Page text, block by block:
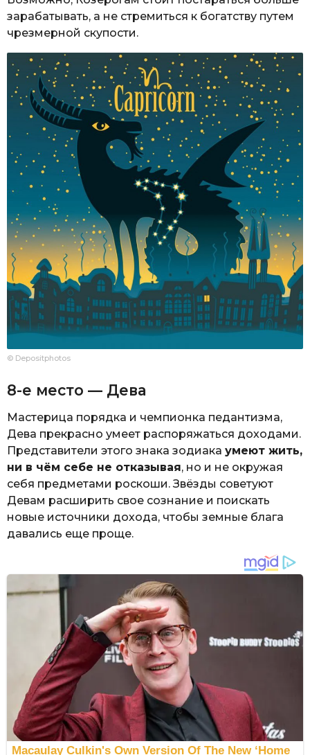
зарабатывать, а не стремиться к богатству путем
чрезмерной скупости.
© Depositphotos
8-е место — Дева
Мастерица порядка и чемпионка педантизма,
Дева прекрасно умеет распоряжаться доходами.
Представители этого знака зодиака умеют жить,
ни в чём себе не отказывая, но и не окружая
себя предметами роскоши. Звёзды советуют
Девам расширить свое сознание и поискать
новые источники дохода, чтобы земные блага
давались еще проще.